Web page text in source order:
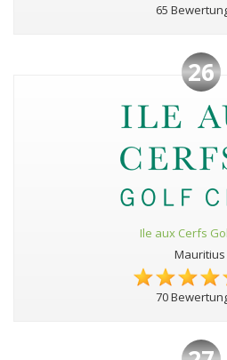
65
26
Ile aux Cerfs
Mauritius
70